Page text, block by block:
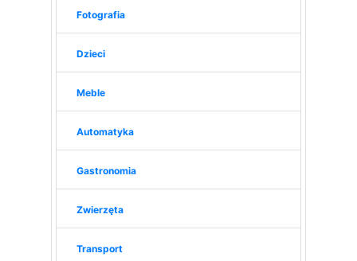
Fotografia
Dzieci
Meble
Automatyka
Gastronomia
Zwierzęta
Transport